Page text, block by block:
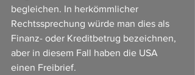
begleichen. In herkömmlicher
Rechtssprechung würde man dies als
Finanz- oder Kreditbetrug bezeichnen,
aber in diesem Fall haben die USA
einen Freibrief.